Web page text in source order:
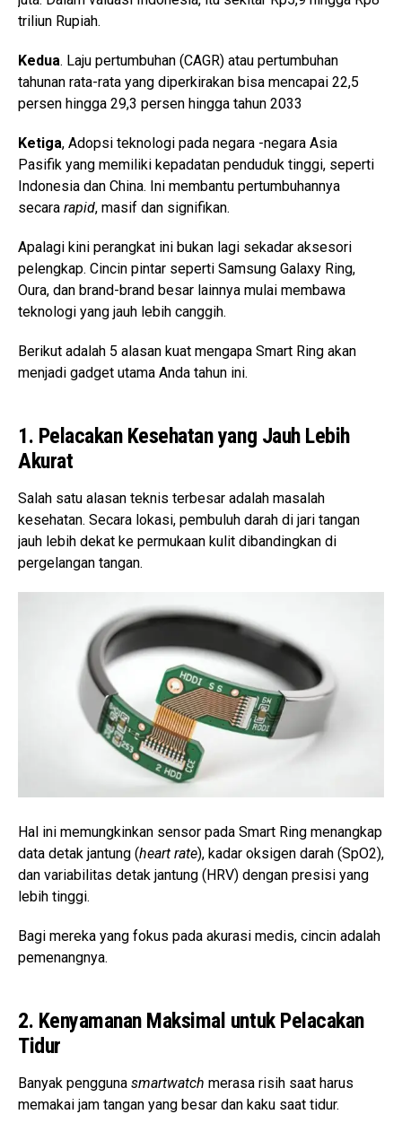
triliun Rupiah.
Kedua. Laju pertumbuhan (CAGR) atau pertumbuhan
tahunan rata-rata yang diperkirakan bisa mencapai 22,5
persen hingga 29,3 persen hingga tahun 2033
Ketiga, Adopsi teknologi pada negara -negara Asia
Pasifik yang memiliki kepadatan penduduk tinggi, seperti
Indonesia dan China. Ini membantu pertumbuhannya
secara rapid, masif dan signifikan.
Apalagi kini perangkat ini bukan lagi sekadar aksesori
pelengkap. Cincin pintar seperti Samsung Galaxy Ring,
Oura, dan brand-brand besar lainnya mulai membawa
teknologi yang jauh lebih canggih.
Berikut adalah 5 alasan kuat mengapa Smart Ring akan
menjadi gadget utama Anda tahun ini.
1. Pelacakan Kesehatan yang Jauh Lebih
Akurat
Salah satu alasan teknis terbesar adalah masalah
kesehatan. Secara lokasi, pembuluh darah di jari tangan
jauh lebih dekat ke permukaan kulit dibandingkan di
pergelangan tangan.
Hal ini memungkinkan sensor pada Smart Ring menangkap
data detak jantung (heart rate), kadar oksigen darah (SpO2),
dan variabilitas detak jantung (HRV) dengan presisi yang
lebih tinggi.
Bagi mereka yang fokus pada akurasi medis, cincin adalah
pemenangnya.
2. Kenyamanan Maksimal untuk Pelacakan
Tidur
Banyak pengguna smartwatch merasa risih saat harus
memakai jam tangan yang besar dan kaku saat tidur.